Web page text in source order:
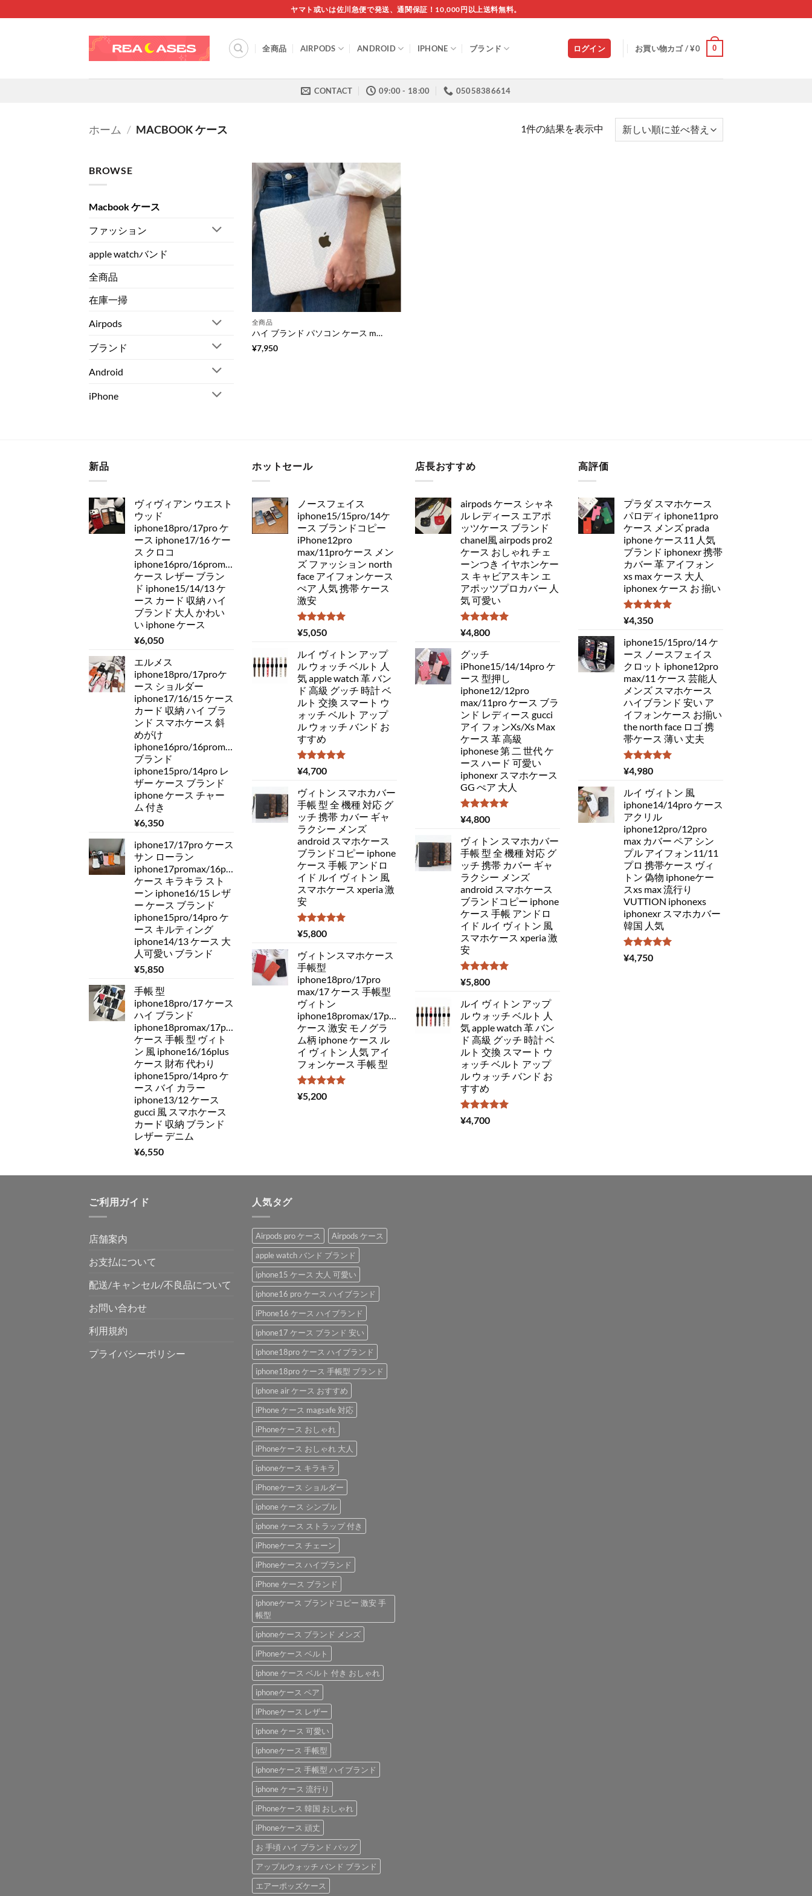
to
ヤマト或いは佐川急便で発送、通関保証！10,000円以上送料無料。
全商品 AIRPODS ANDROID IPHONE ブランド ログイン お買い物カゴ /¥0 0
CONTACT 09:00 - 18:00 05058386614
ホーム / MACBOOK ケース 1件の結果を表示中
BROWSE
Macbook ケース
ファッション
apple watchバンド
全商品
在庫一掃
Airpods
ブランド
Android
iPhone
全商品
ハイ ブランド パソコン ケース macbook ケース ハイ ブランド pc ケース 高級 ブランド メンズ ボッテガ風 macbook airケース
¥7,950
新品
ヴィヴィアン ウエスト
ウッド
iphone18pro/17pro ケ
ース iphone17/16 ケー
ス クロコ
iphone16pro/16promax
ケース レザー ブラン
ド iphone15/14/13 ケ
ース カード 収納 ハイ
ブランド 大人 かわい
い iphone ケース
¥6,050
エルメス
iphone18pro/17proケ
ース ショルダー
iphone17/16/15 ケース
カード 収納 ハイ ブラ
ンド スマホケース 斜
めがけ
iphone16pro/16promax
ブランド
iphone15pro/14pro レ
ザー ケース ブランド
iphone ケース チャー
ム 付き
¥6,350
iphone17/17pro ケース
サン ローラン
iphone17promax/16pro
ケース キラキラ スト
ーン iphone16/15 レザ
ー ケース ブランド
iphone15pro/14pro ケ
ース キルティング
iphone14/13 ケース 大
人可愛い ブランド
¥5,850
手帳 型
iphone18pro/17 ケース
ハイ ブランド
iphone18promax/17pro/16pro
ケース 手帳 型 ヴィト
ン 風 iphone16/16plus
ケース 財布 代わり
iphone15pro/14pro ケ
ース バイ カラー
iphone13/12 ケース
gucci 風 スマホケース
カード 収納 ブランド
レザー デニム
¥6,550
ホットセール
ノースフェイス
iphone15/15pro/14ケ
ース ブランドコピー
iPhone12pro
max/11proケース メン
ズ ファッション north
face アイフォンケース
ぺア 人気 携帯 ケース
激安
5段階中
5.00
¥5,050
ルイ ヴィトン アップ
ル ウォッチ ベルト 人
気 apple watch 革 バン
ド 高級 グッチ 時計 ベ
ルト 交換 スマート ウ
ォッチ ベルト アップ
ル ウォッチ バンド お
すすめ
5段階中
5.00
¥4,700
ヴィトン スマホカバー
手帳 型 全 機種 対応 グ
ッチ 携帯 カバー ギャ
ラクシー メンズ
android スマホケース
ブランドコピー iphone
ケース 手帳 アンドロ
イド ルイ ヴィトン 風
スマホケース xperia 激
安
5段階中
5.00
¥5,800
ヴィトンスマホケース
手帳型
iphone18pro/17pro
max/17 ケース 手帳型
ヴィトン
iphone18promax/17pro/16
ケース 激安 モノグラ
ム柄 iphone ケース ル
イ ヴィトン 人気 アイ
フォンケース 手帳 型
5段階中
5.00
¥5,200
店長おすすめ
airpods ケース シャネ
ル レディース エアポ
ッツケース ブランド
chanel風 airpods pro2
ケース おしゃれ チェ
ーンつき イヤホンケー
ス キャビアスキン エ
アポッツプロカバー 人
気 可愛い
5段階中
5.00
¥4,800
グッチ
iPhone15/14/14pro ケ
ース 型押し
iphone12/12pro
max/11pro ケース ブラ
ンド レディース gucci
アイ フォンXs/Xs Max
ケース 革 高級
iphonese 第 二 世代 ケ
ース ハード 可愛い
iphonexr スマホケース
GG ぺア 大人
5段階中
5.00
¥4,800
ヴィトン スマホカバー
手帳 型 全 機種 対応 グ
ッチ 携帯 カバー ギャ
ラクシー メンズ
android スマホケース
ブランドコピー iphone
ケース 手帳 アンドロ
イド ルイ ヴィトン 風
スマホケース xperia 激
安
5段階中
5.00
¥5,800
ルイ ヴィトン アップ
ル ウォッチ ベルト 人
気 apple watch 革 バン
ド 高級 グッチ 時計 ベ
ルト 交換 スマート ウ
ォッチ ベルト アップ
ル ウォッチ バンド お
すすめ
5段階中
5.00
¥4,700
高評価
プラダ スマホケース
パロディ iphone11pro
ケース メンズ prada
iphone ケース11 人気
ブランド iphonexr 携帯
カバー 革 アイフォン
xs max ケース 大人
iphonex ケース お 揃い
5段階中
5.00
¥4,350
iphone15/15pro/14 ケ
ース ノースフェイス
クロット iphone12pro
max/11 ケース 芸能人
メンズ スマホケース
ハイブランド 安い ア
イフォンケース お揃い
the north face ロゴ 携
帯ケース 薄い 丈夫
5段階中
5.00
¥4,980
ルイ ヴィトン 風
iphone14/14pro ケース
アクリル
iphone12pro/12pro
max カバー ペア シン
プル アイフォン11/11
プロ 携帯ケース ヴィ
トン 偽物 iphoneケー
スxs max 流行り
VUTTION iphonexs
iphonexr スマホカバー
韓国 人気
5段階中
5.00
¥4,750
ご利用ガイド
店舗案内
お支払について
配送/キャンセル/不良品について
お問い合わせ
利用規約
プライバシーポリシー
人気タグ
Airpods pro ケース
Airpods ケース
apple watch バンド ブランド
iphone15 ケース 大人 可愛い
iphone16 pro ケース ハイブランド
iPhone16 ケース ハイブランド
iphone17 ケース ブランド 安い
iphone18pro ケース ハイブランド
iphone18pro ケース 手帳型 ブランド
iphone air ケース おすすめ
iPhone ケース magsafe 対応
iPhoneケース おしゃれ
iPhoneケース おしゃれ 大人
iphoneケース キラキラ
iPhoneケース ショルダー
iphone ケース シンプル
iphone ケース ストラップ 付き
iPhoneケース チェーン
iPhoneケース ハイブランド
iPhone ケース ブランド
iphoneケース ブランドコピー 激安 手
帳型
iphoneケース ブランド メンズ
iPhoneケース ベルト
iphone ケース ベルト 付き おしゃれ
iphoneケース ペア
iPhoneケース レザー
iphone ケース 可愛い
iphoneケース 手帳型
iphoneケース 手帳型 ハイブランド
iphone ケース 流行り
iPhoneケース 韓国 おしゃれ
iPhoneケース 頑丈
お 手頃 ハイ ブランド バッグ
アップルウォッチ バンド ブランド
エアーポッズケース